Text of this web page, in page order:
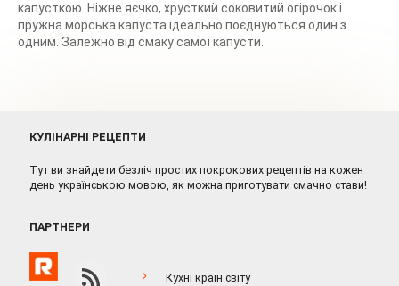
капусткою. Ніжне яєчко, хрусткий соковитий огірочок і
пружна морська капуста ідеально поєднуються один з
одним. Залежно від смаку самої капусти.
КУЛІНАРНІ РЕЦЕПТИ
Тут ви знайдети безліч простих покрокових рецептів на кожен
день українською мовою, як можна приготувати смачно стави!
ПАРТНЕРИ
Кухні країн світу